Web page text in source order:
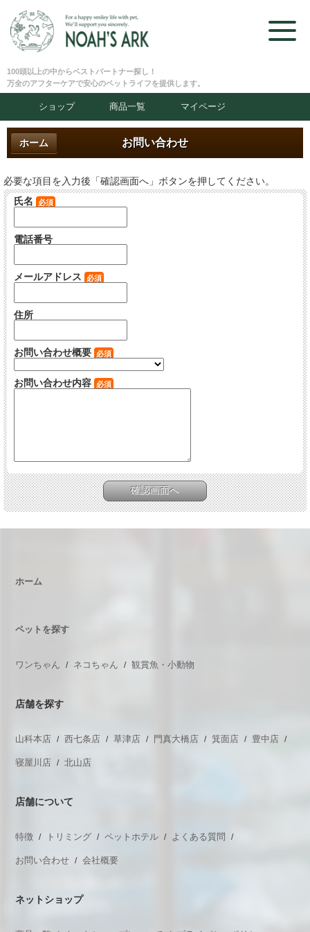
100頭以上の中からベストパートナー探し！
万全のアフターケアで安心のペットライフを提供します。
ショップ 商品一覧 マイページ
お問い合わせ
ホーム
必要な項目を入力後「確認画面へ」ボタンを押してください。
氏名
必須
電話番号
メールアドレス 必須
住所
お問い合わせ概要 必須
お問い合わせ内容 必須
ホーム
ペットを探す
ワンちゃん ネコちゃん 観賞魚・小動物
店舗を探す
山科本店 西七条店 草津店 門真大橋店 箕面店 豊中店
寝屋川店 北山店
店舗について
特徴 トリミング ペットホテル よくある質問
お問い合わせ 会社概要
ネットショップ